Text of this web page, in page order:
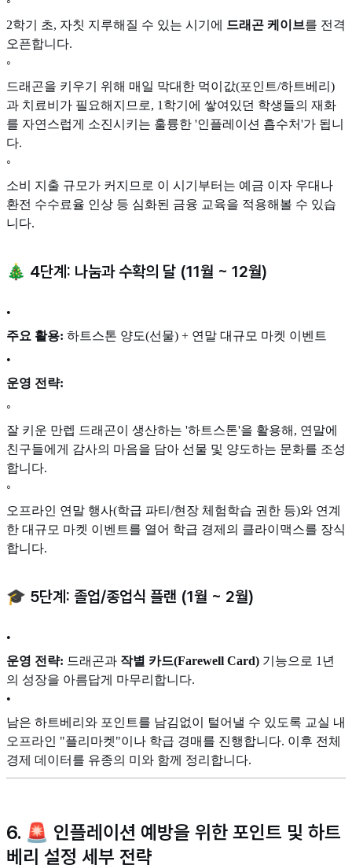
2학기 초, 자칫 지루해질 수 있는 시기에 드래곤 케이브를 전격
오픈합니다.
◦
드래곤을 키우기 위해 매일 막대한 먹이값(포인트/하트베리)
과 치료비가 필요해지므로, 1학기에 쌓여있던 학생들의 재화
를 자연스럽게 소진시키는 훌륭한 '인플레이션 흡수처'가 됩니
다.
◦
소비 지출 규모가 커지므로 이 시기부터는 예금 이자 우대나
환전 수수료율 인상 등 심화된 금융 교육을 적용해볼 수 있습
니다.
🎄 4단계: 나눔과 수확의 달 (11월 ~ 12월)
•
주요 활용: 하트스톤 양도(선물) + 연말 대규모 마켓 이벤트
•
운영 전략:
◦
잘 키운 만렙 드래곤이 생산하는 '하트스톤'을 활용해, 연말에
친구들에게 감사의 마음을 담아 선물 및 양도하는 문화를 조성
합니다.
◦
오프라인 연말 행사(학급 파티/현장 체험학습 권한 등)와 연계
한 대규모 마켓 이벤트를 열어 학급 경제의 클라이맥스를 장식
합니다.
🎓 5단계: 졸업/종업식 플랜 (1월 ~ 2월)
•
운영 전략: 드래곤과 작별 카드(Farewell Card) 기능으로 1년
의 성장을 아름답게 마무리합니다.
•
남은 하트베리와 포인트를 남김없이 털어낼 수 있도록 교실 내
오프라인 "플리마켓"이나 학급 경매를 진행합니다. 이후 전체
경제 데이터를 유종의 미와 함께 정리합니다.
6. 🚨 인플레이션 예방을 위한 포인트 및 하트
베리 설정 세부 전략